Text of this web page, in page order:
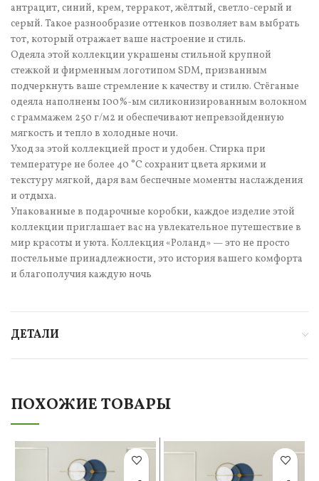
антрацит, синий, крем, терракот, жёлтый, светло-серый и
серый. Такое разнообразие оттенков позволяет вам выбрать
тот, который отражает ваше настроение и стиль.
Одеяла этой коллекции украшены стильной крупной
стежкой и фирменным логотипом SDM, призванным
подчеркнуть ваше стремление к качеству и стилю. Стёганые
одеяла наполнены 100%-ым силиконизированным волокном
с граммажем 250 г/м2 и обеспечивают непревзойденную
мягкость и тепло в холодные ночи.
Уход за этой коллекцией прост и удобен. Стирка при
температуре не более 40 °C сохранит цвета яркими и
текстуру мягкой, даря вам беспечные моменты наслаждения
и отдыха.
Упакованные в подарочные коробки, каждое изделие этой
коллекции приглашает вас на увлекательное путешествие в
мир красоты и уюта. Коллекция «Роланд» — это не просто
постельные принадлежности, это история вашего комфорта
и благополучия каждую ночь
ДЕТАЛИ
ПОХОЖИЕ ТОВАРЫ